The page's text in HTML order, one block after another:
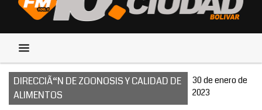
DIRECCIÃ“N DE ZOONOSIS Y CALIDAD DE
ALIMENTOS
30 de enero de
2023